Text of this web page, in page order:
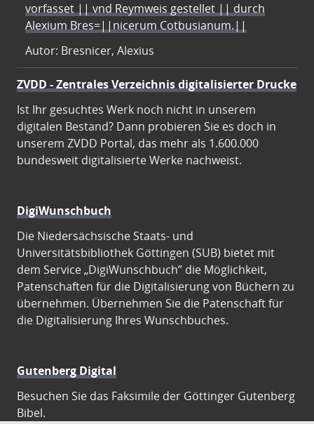
vorfasset || vnd Reymweis gestellet || durch
Alexium Bres=||nicerum Cotbusianum.||
Autor: Bresnicer, Alexius
ZVDD - Zentrales Verzeichnis digitalisierter Drucke
Ist Ihr gesuchtes Werk noch nicht in unserem
digitalen Bestand? Dann probieren Sie es doch in
unserem ZVDD Portal, das mehr als 1.600.000
bundesweit digitalisierte Werke nachweist.
DigiWunschbuch
Die Niedersächsische Staats- und
Universitätsbibliothek Göttingen (SUB) bietet mit
dem Service „DigiWunschbuch” die Möglichkeit,
Patenschaften für die Digitalisierung von Büchern zu
übernehmen. Übernehmen Sie die Patenschaft für
die Digitalisierung Ihres Wunschbuches.
Gutenberg Digital
Besuchen Sie das Faksimile der Göttinger Gutenberg
Bibel.